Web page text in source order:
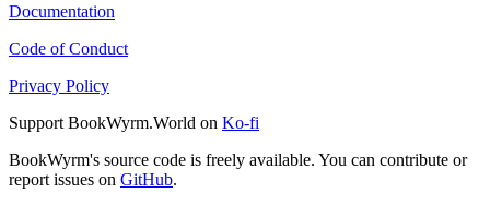
Documentation
Code of Conduct
Privacy Policy
Support BookWyrm.World on Ko-fi
BookWyrm's source code is freely available. You can contribute or
report issues on GitHub.